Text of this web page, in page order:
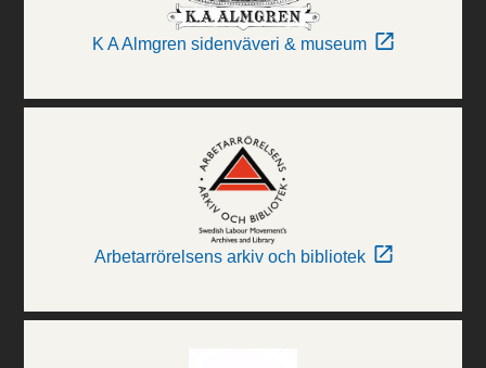
K A Almgren sidenväveri & museum
Arbetarrörelsens arkiv och bibliotek